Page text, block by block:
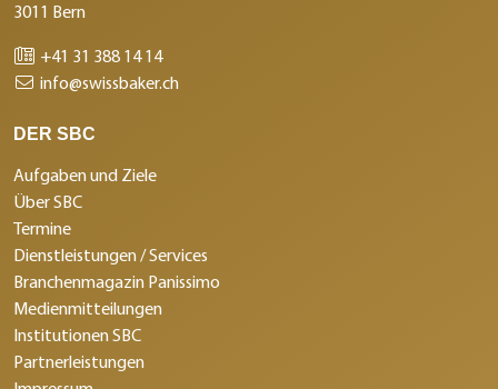
3011 Bern
+41 31 388 14 14
info@swissbaker.ch
DER SBC
Aufgaben und Ziele
Über SBC
Termine
Dienstleistungen / Services
Branchenmagazin Panissimo
Medienmitteilungen
Institutionen SBC
Partnerleistungen